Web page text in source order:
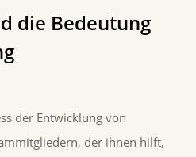
die Bedeutung
der Entwicklung von
der ihnen hilft,